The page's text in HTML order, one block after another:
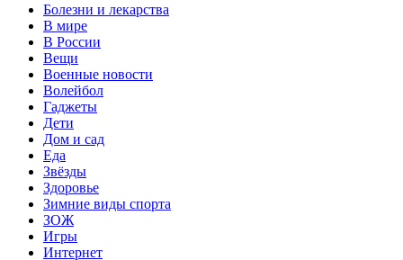
Болезни и лекарства
В мире
В России
Вещи
Военные новости
Волейбол
Гаджеты
Дети
Дом и сад
Еда
Звёзды
Здоровье
Зимние виды спорта
ЗОЖ
Игры
Интернет